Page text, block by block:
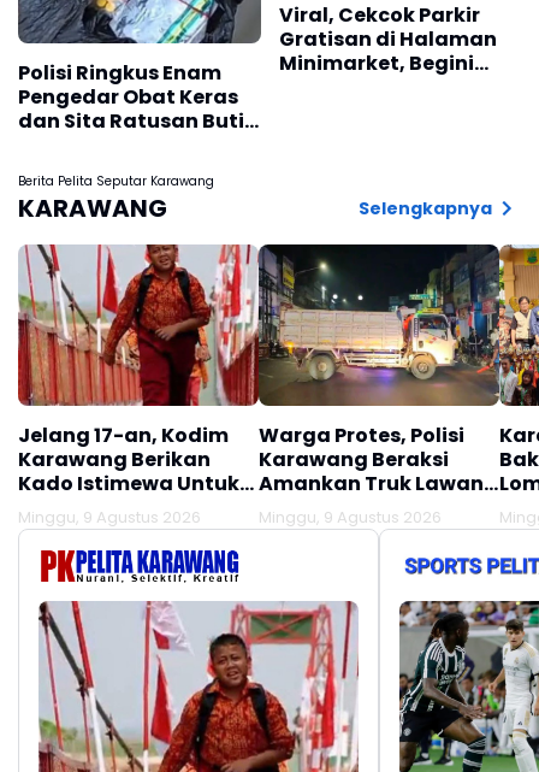
Polisi Ringkus Enam
Pengedar Obat Keras
dan Sita Ratusan Butir
Viral, Cekcok Parkir
Gratisan di Halaman
Minimarket, Begini
Berita Pelita Seputar Karawang
KARAWANG Selengkapnya
Jelang 17-an, Kodim
Karawang Berikan
Kado Istimewa Untuk
Warga Desa Kalijati
Jatisari
Minggu, 9 Agustus 2026
Warga Protes, Polisi
Karawang Beraksi
Amankan Truk Lawan
Lawan Arus
Minggu, 9 Agustus 2026